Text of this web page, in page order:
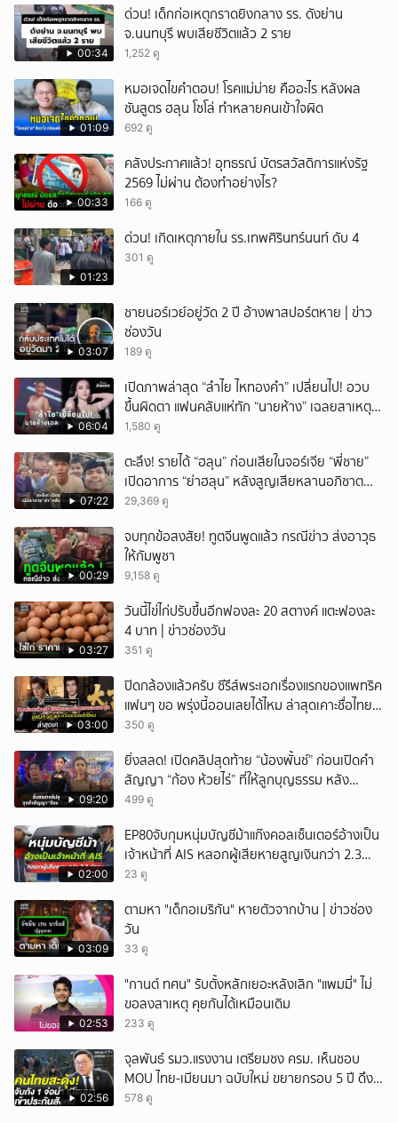
00:34
ด่วน! เด็กก่อเหตุกราดยิงกลาง รร. ดังย่าน
จ.นนทบุรี พบเสียชีวิตแล้ว 2 ราย
1,252 ดู
01:09
หมอเจดไขคำตอบ! โรคแม่ม่าย คืออะไร หลังผล
ชันสูตร ฮลุน โซโล่ ทำหลายคนเข้าใจผิด
692 ดู
00:33
คลังประกาศแล้ว! อุทธรณ์ บัตรสวัสดิการแห่งรัฐ
2569 ไม่ผ่าน ต้องทำอย่างไร?
166 ดู
01:23
ด่วน! เกิดเหตุภายใน รร.เทพศิรินทร์นนท์ ดับ 4
301 ดู
03:07
ชายนอร์เวย์อยู่วัด 2 ปี อ้างพาสปอร์ตหาย | ข่าว
ช่องวัน
189 ดู
06:04
เปิดภาพล่าสุด “ลำไย ไหทองคำ” เปลี่ยนไป! อวบ
ขึ้นผิดตา แฟนคลับแห่ทัก “นายห้าง” เฉลยสาเหตุ
ชัด!
1,580 ดู
07:22
ตะลึง! รายได้ “ฮลุน” ก่อนเสียในจอร์เจีย “พี่ชาย”
เปิดอาการ “ย่าฮลุน” หลังสูญเสียหลานอภิชาต
บุตร!
29,369 ดู
00:29
จบทุกข้อสงสัย! ทูตจีนพูดแล้ว กรณีข่าว ส่งอาวุธ
ให้กัมพูชา
9,158 ดู
03:27
วันนี้ไข่ไก่ปรับขึ้นอีกฟองละ 20 สตางค์ แตะฟองละ
4 บาท | ข่าวช่องวัน
351 ดู
03:00
ปิดกล้องแล้วครับ ซีรีส์พระเอกเรื่องแรกของแพทริค
แฟนๆ ขอ พรุ่งนี้ออนเลยได้ไหม ล่าสุดเคาะชื่อไทย
แล้ว
350 ดู
09:20
ยิ่งสลด! เปิดคลิปสุดท้าย “น้องพั้นช์” ก่อนเปิดคำ
สัญญา “ก้อง ห้วยไร่” ที่ให้ลูกบุญธรรม หลัง
ลาโลก!
499 ดู
02:00
EP80จับกุมหนุ่มบัญชีม้าแก๊งคอลเซ็นเตอร์อ้างเป็น
เจ้าหน้าที่ AIS หลอกผู้เสียหายสูญเงินกว่า 2.3
ล้านบาท
23 ดู
03:09
ตามหา "เด็กอเมริกัน" หายตัวจากบ้าน | ข่าวช่อง
วัน
33 ดู
02:53
"กานต์ ทศน" รับตั้งหลักเยอะหลังเลิก "แพมมี่" ไม่
ขอลงสาเหตุ คุยกันได้เหมือนเดิม
233 ดู
02:56
จุลพันธ์ รมว.แรงงาน เตรียมชง ครม. เห็นชอบ
MOU ไทย-เมียนมา ฉบับใหม่ ขยายกรอบ 5 ปี ดึง
แรงงานเข้าระบบ
578 ดู